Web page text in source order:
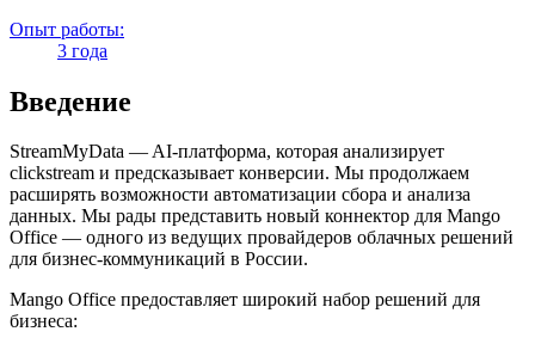
Опыт работы:
3 года
Введение
StreamMyData — AI-платформа, которая анализирует
clickstream и предсказывает конверсии. Мы продолжаем
расширять возможности автоматизации сбора и анализа
данных. Мы рады представить новый коннектор для Mango
Office — одного из ведущих провайдеров облачных решений
для бизнес-коммуникаций в России.
Mango Office предоставляет широкий набор решений для
бизнеса: